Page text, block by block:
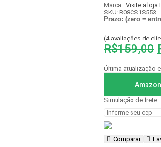
Marca: Visite a loja
SKU: B08CS1S553
Prazo: (zero =
(4avaliações de
R$159,00
Última atualização
Simulação de frete
Comparar